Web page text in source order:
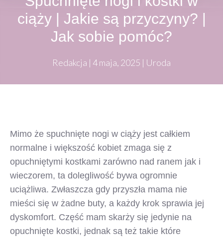
ciąży | Jakie są przyczyny? |
Jak sobie pomóc?
Redakcja | 4 maja, 2025 | Uroda
Mimo że spuchnięte nogi w ciąży jest całkiem
normalne i większość kobiet zmaga się z
opuchniętymi kostkami zarówno nad ranem jak i
wieczorem, ta dolegliwość bywa ogromnie
uciążliwa. Zwłaszcza gdy przyszła mama nie
mieści się w żadne buty, a każdy krok sprawia jej
dyskomfort. Część mam skarży się jedynie na
opuchnięte kostki, jednak są też takie które